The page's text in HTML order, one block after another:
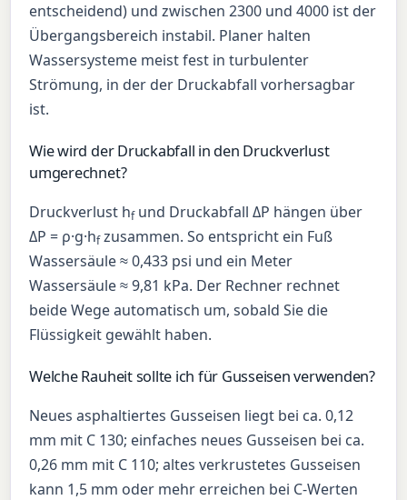
entscheidend) und zwischen 2300 und 4000 ist der
Übergangsbereich instabil. Planer halten
Wassersysteme meist fest in turbulenter
Strömung, in der der Druckabfall vorhersagbar
ist.
Wie wird der Druckabfall in den Druckverlust
umgerechnet?
Druckverlust hfund Druckabfall ΔP hängen über
ΔP = ρ·g·hfzusammen. So entspricht ein Fuß
Wassersäule ≈ 0,433 psi und ein Meter
Wassersäule ≈ 9,81 kPa. Der Rechner rechnet
beide Wege automatisch um, sobald Sie die
Flüssigkeit gewählt haben.
Welche Rauheit sollte ich für Gusseisen verwenden?
Neues asphaltiertes Gusseisen liegt bei ca. 0,12
mm mit C 130; einfaches neues Gusseisen bei ca.
0,26 mm mit C 110; altes verkrustetes Gusseisen
kann 1,5 mm oder mehr erreichen bei C-Werten